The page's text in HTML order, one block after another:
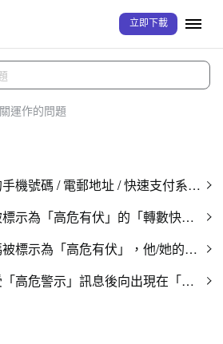
立即下載
運作的問題
我如何得知收款人的手機號碼 / 電郵地址 / 快速支付系統識別碼 / 銀行户口號碼 / 儲值支付工具户口號碼是否已被「高危警示」標示？
如我向銀行確認向被標示為「高危有伏」的「轉數快」識別代號（即手機號碼、電郵地址或快速支付系統識別碼）/ 銀行户口號碼 / 儲值支付工具户口號碼進行轉帳，而其後發現被騙，我該怎麼辦？
如收款人的手機號碼被標示為「高危有伏」，他/她的電郵地址 / 快速支付系統識別碼 / 銀行户口號碼 / 儲值支付工具户口號碼是否也被「高危警示」標示？
我可否在確認和接受「高危警示」訊息後向出現在「高危警示」上的「轉數快」識別代號 / 銀行户口號碼 / 儲值支付工具户口號碼的收款人進行轉帳？